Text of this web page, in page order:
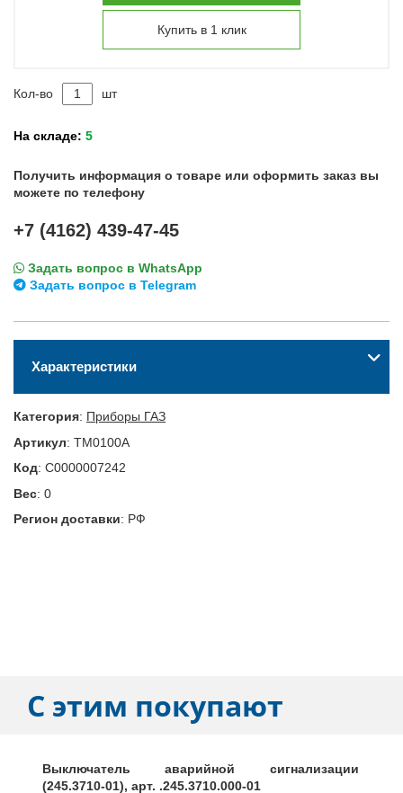
Купить в 1 клик
Кол-во шт
На складе: 5
Получить информация о товаре или оформить заказ вы
можете по телефону
+7 (4162) 439-47-45
Задать вопрос в WhatsApp
Задать вопрос в Telegram
Характеристики
Категория: Приборы ГАЗ
Артикул: ТМ0100А
Код: С0000007242
Вес: 0
Регион доставки: РФ
С этим покупают
Выключатель аварийной сигнализации
(245.3710-01), арт. .245.3710.000-01